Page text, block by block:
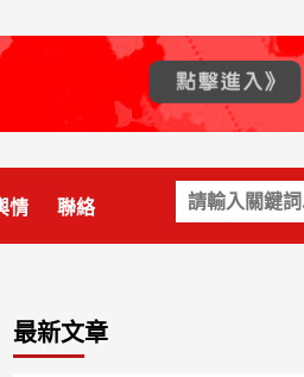
關
鍵
字:
情 聯絡
最新文章